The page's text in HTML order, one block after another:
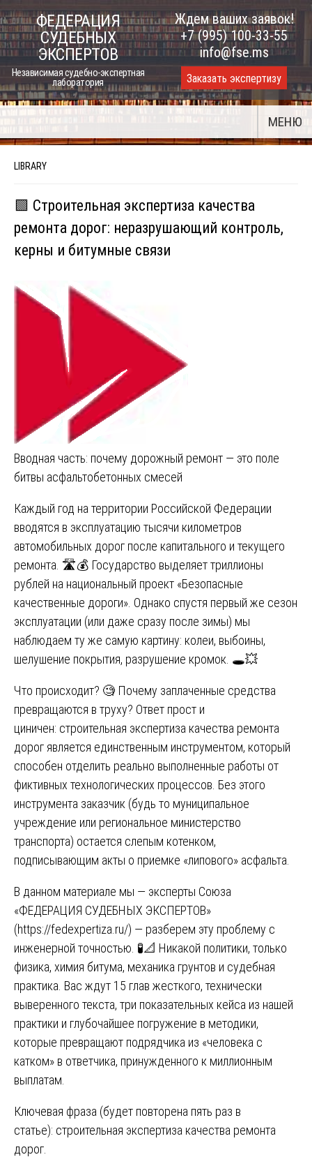
Skip
to
content
ФЕДЕРАЦИЯ
СУДЕБНЫХ
ЭКСПЕРТОВ
Независимая судебно-экспертная
лаборатория
Ждем ваших заявок!
+7 (995) 100-33-55
info@fse.ms
Заказать экспертизу
МЕНЮ
LIBRARY
🟩 Строительная экспертиза качества
ремонта дорог: неразрушающий контроль,
керны и битумные связи
Вводная часть: почему дорожный ремонт — это поле
битвы асфальтобетонных смесей
Каждый год на территории Российской Федерации
вводятся в эксплуатацию тысячи километров
автомобильных дорог после капитального и текущего
ремонта. 🛣️💰 Государство выделяет триллионы
рублей на национальный проект «Безопасные
качественные дороги». Однако спустя первый же сезон
эксплуатации (или даже сразу после зимы) мы
наблюдаем ту же самую картину: колеи, выбоины,
шелушение покрытия, разрушение кромок. 🕳️💥
Что происходит? 🧐 Почему заплаченные средства
превращаются в труху? Ответ прост и
циничен: строительная экспертиза качества ремонта
дорог является единственным инструментом, который
способен отделить реально выполненные работы от
фиктивных технологических процессов. Без этого
инструмента заказчик (будь то муниципальное
учреждение или региональное министерство
транспорта) остается слепым котенком,
подписывающим акты о приемке «липового» асфальта.
В данном материале мы — эксперты Союза
«ФЕДЕРАЦИЯ СУДЕБНЫХ ЭКСПЕРТОВ»
(https://fedexpertiza.ru/) — разберем эту проблему с
инженерной точностью. 🧪📐 Никакой политики, только
физика, химия битума, механика грунтов и судебная
практика. Вас ждут 15 глав жесткого, технически
выверенного текста, три показательных кейса из нашей
практики и глубочайшее погружение в методики,
которые превращают подрядчика из «человека с
катком» в ответчика, принужденного к миллионным
выплатам.
Ключевая фраза (будет повторена пять раз в
статье): строительная экспертиза качества ремонта
дорог.